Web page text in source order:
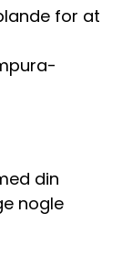
for at
din
nogle